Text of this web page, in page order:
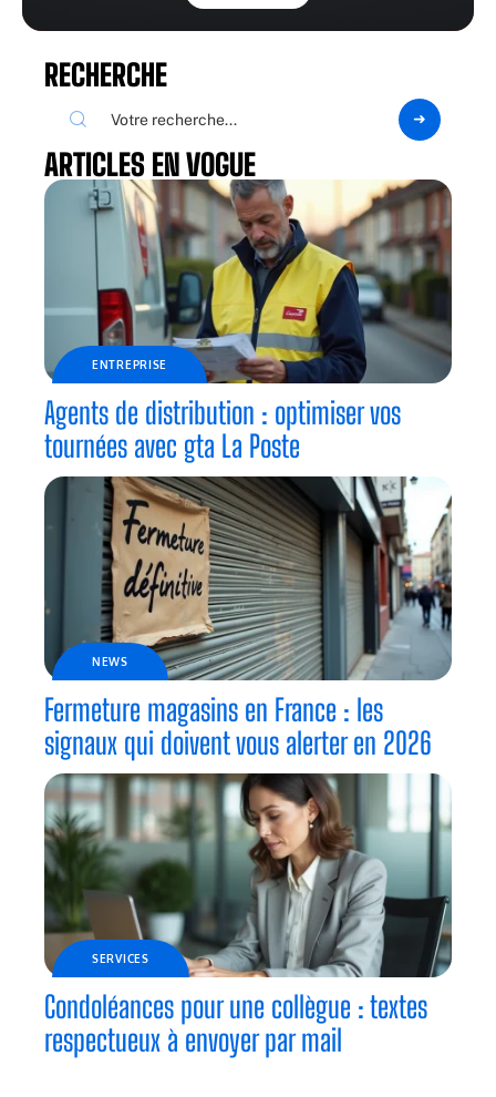
RECHERCHE
ARTICLES EN VOGUE
ENTREPRISE
Agents de distribution : optimiser vos
tournées avec gta La Poste
NEWS
Fermeture magasins en France : les
signaux qui doivent vous alerter en 2026
SERVICES
Condoléances pour une collègue : textes
respectueux à envoyer par mail